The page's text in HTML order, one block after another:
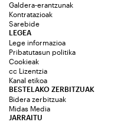
Galdera-erantzunak
Kontratazioak
Sarebide
JARRAITU
LEGEA
Lege informazioa
Pribatutasun politika
Cookieak
cc Lizentzia
Kanal etikoa
BESTELAKO ZERBITZUAK
Bidera zerbitzuak
Midas Media